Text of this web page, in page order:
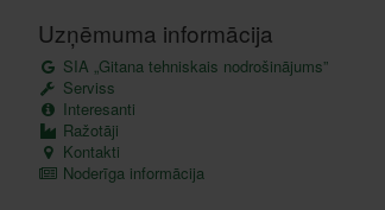
Uzņēmuma informācija
SIA „Gitana tehniskais nodrošinājums”
Serviss
Interesanti
Ražotāji
Kontakti
Noderīga informācija